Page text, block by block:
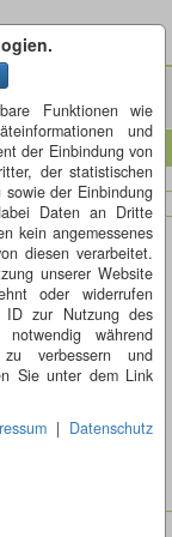
Funktionen wie
und
der Einbindung von
der statistischen
sowie der Einbindung
Daten an Dritte
kein angemessenes
diesen verarbeitet.
unserer Website
oder widerrufen
zur Nutzung des
notwendig während
verbessern und
Sie unter dem Link
| Datenschutz